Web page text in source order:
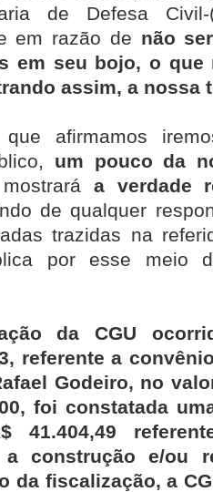
de Defesa Civil-
em razão de não
em seu bojo, o que
assim, a nossa
afirmamos
um pouco da
a verdade
de qualquer
trazidas na
por esse meio
da CGU
referente a
Godeiro, no
foi constatada
41.404,49
a construção e/ou
da fiscalização, a